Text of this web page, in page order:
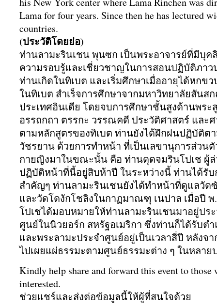
Lama for four years. Since then he has lectured
countries.
(ประวัติโดยย่อ)
ท่านลามะรินเชน พุนซก เป็นพระอาจารย์ที่มีบุค
ความรอบรู้และเชี่ยวชาญในการสอนปฏิบัติภาว
ท่านเกิดในทิเบต และเริ่มศึกษาเมื่ออายุได้หกขว
ในทิเบต สำเร็จการศึกษาจากมหาวิทยาลัยสันส
ประเทศอินเดีย โดยจบการศึกษาชั้นสูงด้านพระ
อรรถกถา ตรรกะ วรรณคดี ประวัติศาสตร์ และ
ตามหลักสูตรของทิเบต ท่านยังได้ฝึกฝนปฏิบัติต
วัชรยาน ด้วยการทำหน้า ที่เป็นเลขานุการส่วน
กายญิงมาในขณะนั้น คือ ท่านดุดจมรินโปเช ผู้ล่
ปฏิบัติหน้าที่นี้อยู่สิบห้าปี ในระหว่างนี้ ท่านได้รั
สำคัญๆ ท่านลามะรินเชนยังได้ทำหน้าที่ดูแลวัด
และวัดโดงักโชลิงในกาฏมาณฑุ เนปาล เมื่อปี
โปเชได้มอบหมายให้ท่านลามะรินเชนมาอยู่ปร
ศูนย์ในนิวยอร์ก สหรัฐอเมริกา ซึ่งท่านก็ได้รับต
และพระลามะประจำศูนย์อยู่เป็นเวลาสี่ปี หลังจ
ไปเผยแผ่ธรรมะตามศูนย์ธรรมะต่าง ๆ ในหลาย
Kindly help share and forward this event to those
interested.
ช่วยแชร์และส่งต่อข้อมูลนี้ให้ผู้ที่สนใจด้วย